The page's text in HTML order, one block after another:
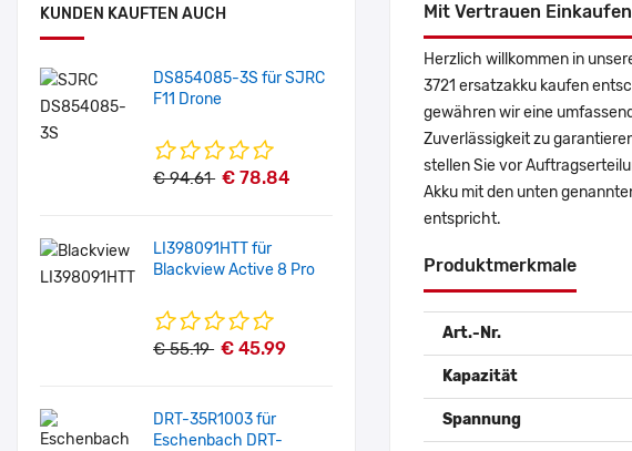
KUNDEN KAUFTEN AUCH
DS854085-3S für SJRC
F11 Drone
€ 94.61 € 78.84
LI398091HTT für
Blackview Active 8 Pro
€ 55.19 € 45.99
DRT-35R1003 für
Eschenbach DRT-
Mit Vertrauen
Herzlich willkommen in
3721 ersatzakku kaufen
gewähren wir eine
Zuverlässigkeit zu
stellen Sie vor
Akku mit den unten
entspricht.
Produktmerkmale
Art.-Nr.
Kapazität
Spannung